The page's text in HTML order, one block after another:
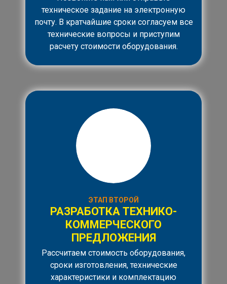
техническое задание на электронную
почту. В кратчайшие сроки согласуем все
технические вопросы и приступим
расчету стоимости оборудования.
ЭТАП ВТОРОЙ
РАЗРАБОТКА ТЕХНИКО-
КОММЕРЧЕСКОГО
ПРЕДЛОЖЕНИЯ
Рассчитаем стоимость оборудования,
сроки изготовления, технические
характеристики и комплектацию